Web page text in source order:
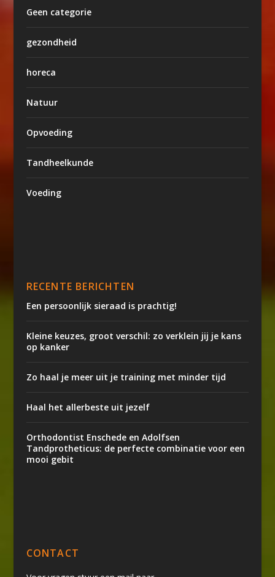
Geen categorie
gezondheid
horeca
Natuur
Opvoeding
Tandheelkunde
Voeding
RECENTE BERICHTEN
Een persoonlijk sieraad is prachtig!
Kleine keuzes, groot verschil: zo verklein jij je kans
op kanker
Zo haal je meer uit je training met minder tijd
Haal het allerbeste uit jezelf
Orthodontist Enschede en Adolfsen
Tandprotheticus: de perfecte combinatie voor een
mooi gebit
CONTACT